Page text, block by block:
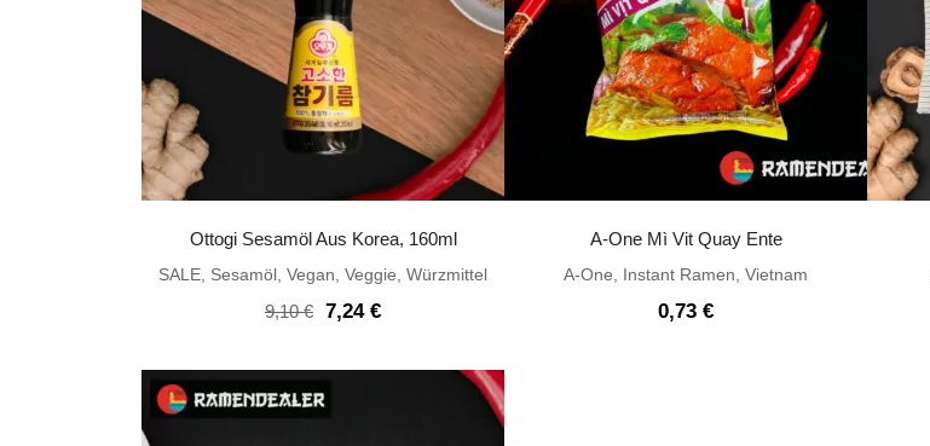
Ottogi Sesamöl Aus Korea, 160ml
SALE Sesamöl Vegan Veggie Würzmittel
9,10€ Ursprünglicher
9,10 €
7,24 €Aktueller
7,24 €.
A-One Mì Vit Quay Ente
A-One Instant Ramen Vietnam
0,73 €